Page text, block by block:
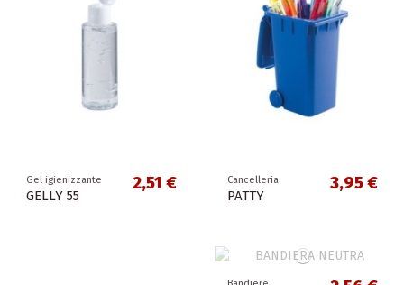
Gel igienizzante
GELLY 55
2,51 € Cancelleria
PATTY
3,95 €